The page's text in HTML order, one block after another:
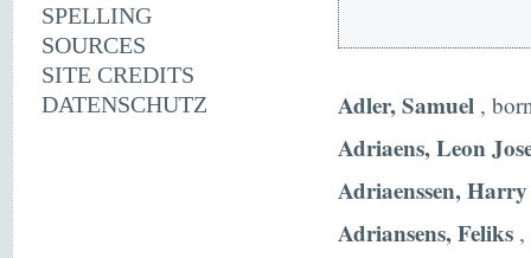
SPELLING
SOURCES
SITE CREDITS
DATENSCHUTZ
Adler, Samuel ,
Adriaens, Leon
Adriaenssen, Harry
Adriansens, Feliks